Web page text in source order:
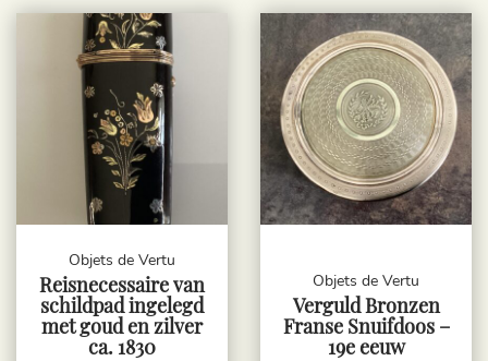
Objets de Vertu
Reisnecessaire van
schildpad ingelegd
met goud en zilver
ca. 1830
Objets de Vertu
Verguld Bronzen
Franse Snuifdoos –
19e eeuw